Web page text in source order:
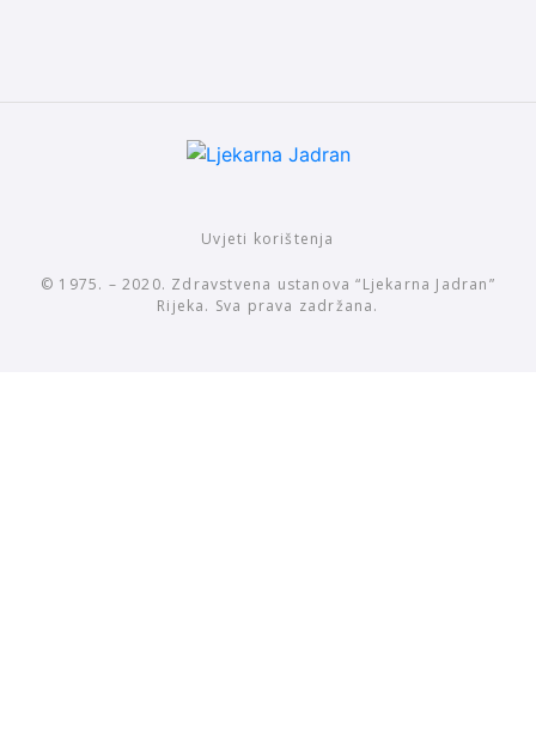
Uvjeti korištenja
© 1975. – 2020. Zdravstvena ustanova “Ljekarna Jadran”
Rijeka. Sva prava zadržana.